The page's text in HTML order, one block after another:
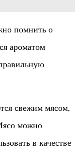
помнить о
ароматом
свежим мясом,
можно
в качестве